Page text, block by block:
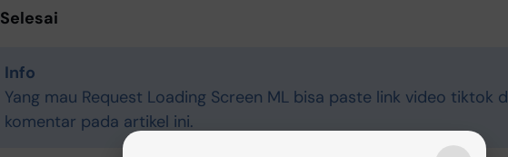
Selesai
Info
Yang mau Request Loading Screen ML bisa paste link video tiktok
komentar pada artikel ini.